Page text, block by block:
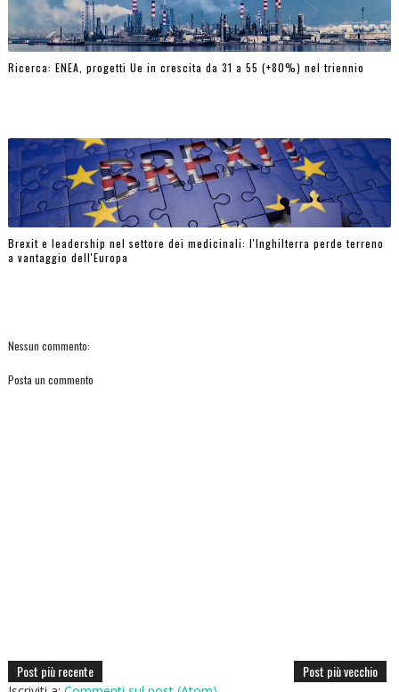
Ricerca: ENEA, progetti Ue in crescita da 31 a 55 (+80%) nel triennio
Brexit e leadership nel settore dei medicinali: l'Inghilterra perde terreno
a vantaggio dell'Europa
Nessun commento:
Posta un commento
Post più recente Post più vecchio